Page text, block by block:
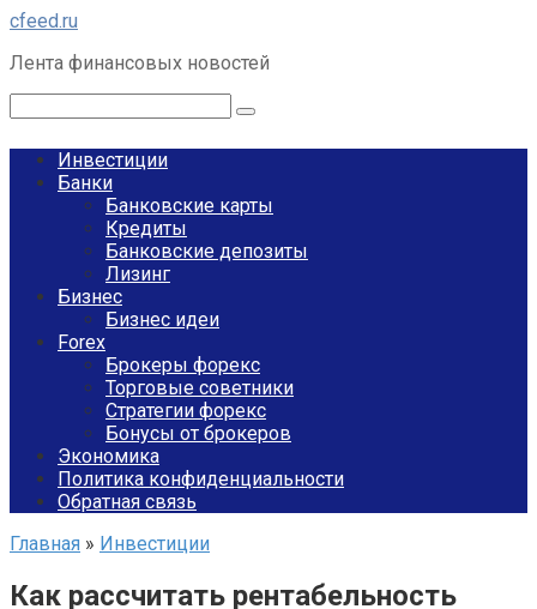
Перейти
контенту
cfeed.ru
Лента финансовых новостей
Инвестиции
Банки
Банковские карты
Кредиты
Банковские депозиты
Лизинг
Бизнес
Бизнес идеи
Forex
Брокеры форекс
Торговые советники
Стратегии форекс
Бонусы от брокеров
Экономика
Политика конфиденциальности
Обратная связь
Главная » Инвестиции
Как рассчитать рентабельность